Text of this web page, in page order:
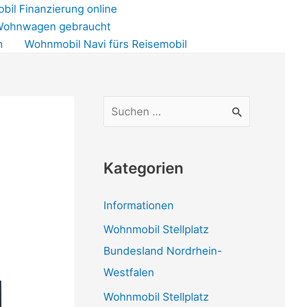
Finanzierung online
gebraucht
Wohnmobil Navi fürs Reisemobil
u
h
n
a
c
h
Kategorien
Informationen
Wohnmobil Stellplatz
Bundesland Nordrhein-
Westfalen
Wohnmobil Stellplatz